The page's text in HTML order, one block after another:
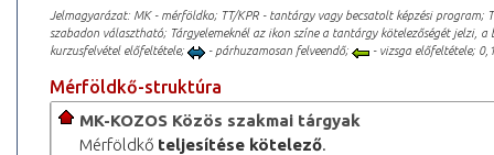
Jelmagyarázat: MK - mérföldko; TT/KPR - tantárgy vagy becsatolt képzési program;
szabadon választható; Tárgyelemeknél az ikon színe a tantárgy kötelezőségét jelzi,
kurzusfelvétel előfeltétele;
- párhuzamosan felveendő; - vizsga előfeltétele;
Mérföldkő-struktúra
MK-KOZOS Közös szakmai tárgyak
Mérföldkő teljesítése kötelező.